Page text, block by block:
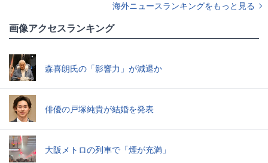
海外ニュースランキングをもっと見る
画像アクセスランキング
森喜朗氏の「影響力」が減退か
俳優の戸塚純貴が結婚を発表
大阪メトロの列車で「煙が充満」